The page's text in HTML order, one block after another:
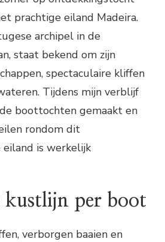
prachtige eiland Madeira.
archipel in de
staat bekend om zijn
spectaculaire kliffen
Tijdens mijn verblijf
boottochten gemaakt en
rondom dit
is werkelijk
kustlijn per boot
verborgen baaien en